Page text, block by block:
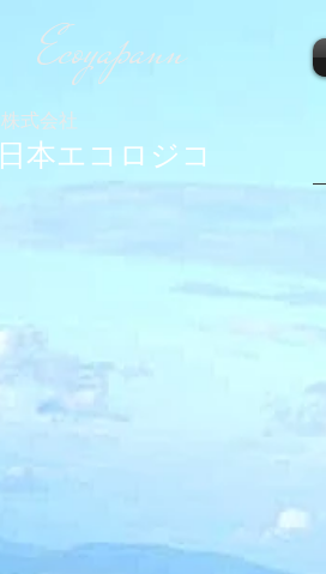
Ecoyapann
株式会社
日本エコロジコ